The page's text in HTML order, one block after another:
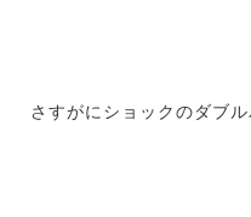
さすがにショックのダブ